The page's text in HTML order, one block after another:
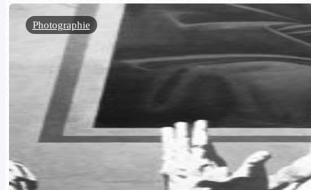
Photographie